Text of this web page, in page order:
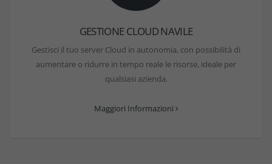
GESTIONE CLOUD NAVILE
Gestisci il tuo server Cloud in autonomia, con possibilità di
aumentare o ridurre in tempo reale le risorse, ideale per
qualsiasi azienda.
Maggiori Informazioni